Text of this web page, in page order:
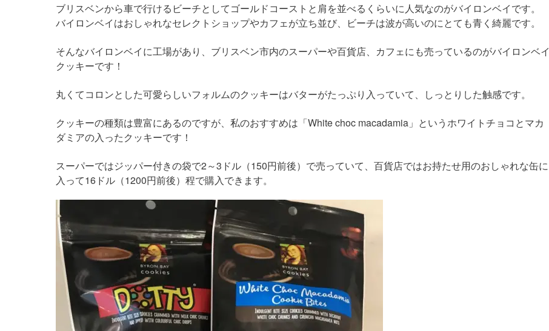
ブリスベンから車で行けるビーチとしてゴールドコーストと肩を並べるくらいに人気なのがバイロンベイです。
バイロンベイはおしゃれなセレクトショップやカフェが立ち並び、ビーチは波が高いのにとても青く綺麗です。
そんなバイロンベイに工場があり、ブリスベン市内のスーパーや百貨店、カフェにも売っているのがバイロンベイ
クッキーです！
丸くてコロンとした可愛らしいフォルムのクッキーはバターがたっぷり入っていて、しっとりした触感です。
クッキーの種類は豊富にあるのですが、私のおすすめは「White choc macadamia」というホワイトチョコとマカ
ダミアの入ったクッキーです！
スーパーではジッパー付きの袋で2～3ドル（150円前後）で売っていて、百貨店ではお持たせ用のおしゃれな缶に
入って16ドル（1200円前後）程で購入できます。